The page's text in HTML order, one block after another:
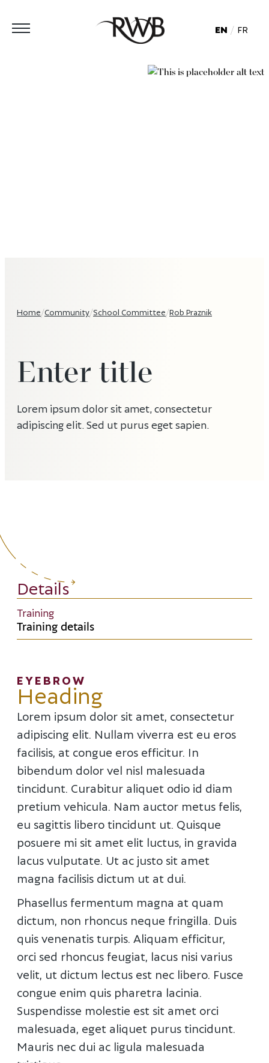
EN FR
Enter title
Lorem ipsum dolor sit amet, consectetur
adipiscing elit. Sed ut purus eget sapien.
Home/Community/School Committee/Rob Praznik
Details
Training
Training details
EYEBROW
Heading
Lorem ipsum dolor sit amet, consectetur
adipiscing elit. Nullam viverra est eu eros
facilisis, at congue eros efficitur. In
bibendum dolor vel nisl malesuada
tincidunt. Curabitur aliquet odio id diam
pretium vehicula. Nam auctor metus felis,
eu sagittis libero tincidunt ut. Quisque
posuere mi sit amet elit luctus, in gravida
lacus vulputate. Ut ac justo sit amet
magna facilisis dictum ut at dui.
Phasellus fermentum magna at quam
dictum, non rhoncus neque fringilla. Duis
quis venenatis turpis. Aliquam efficitur,
orci sed rhoncus feugiat, lacus nisi varius
velit, ut dictum lectus est nec libero. Fusce
congue enim quis pharetra lacinia.
Suspendisse molestie est sit amet orci
malesuada, eget aliquet purus tincidunt.
Mauris nec dui ac ligula malesuada